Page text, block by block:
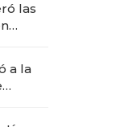
las
a la